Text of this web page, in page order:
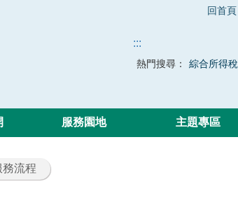
回首頁
:::
熱門搜尋： 綜合所得稅
服務園地 主題專區
務流程